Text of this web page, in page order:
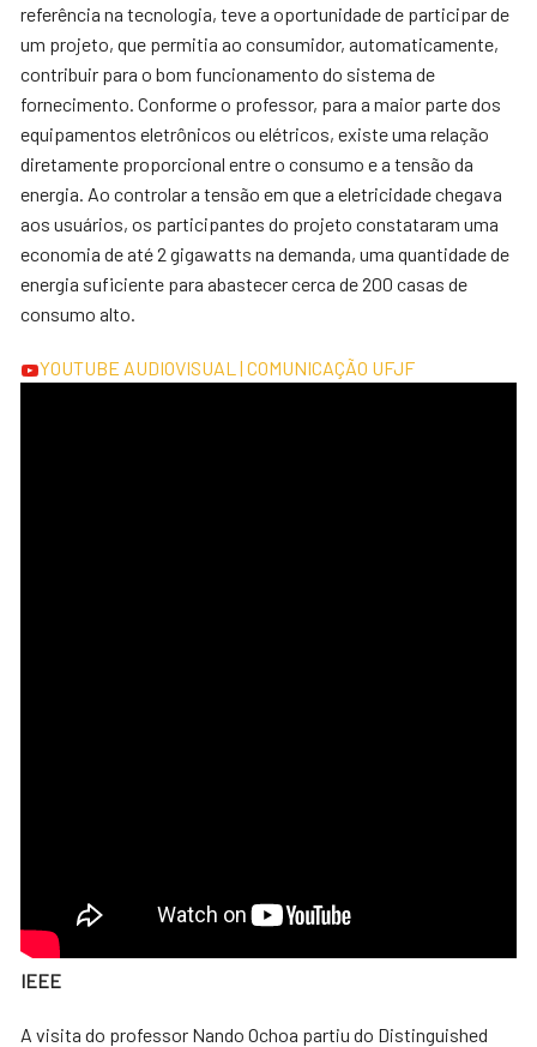
referência na tecnologia, teve a oportunidade de participar de
um projeto, que permitia ao consumidor, automaticamente,
contribuir para o bom funcionamento do sistema de
fornecimento. Conforme o professor, para a maior parte dos
equipamentos eletrônicos ou elétricos, existe uma relação
diretamente proporcional entre o consumo e a tensão da
energia. Ao controlar a tensão em que a eletricidade chegava
aos usuários, os participantes do projeto constataram uma
economia de até 2 gigawatts na demanda, uma quantidade de
energia suficiente para abastecer cerca de 200 casas de
consumo alto.
YOUTUBE AUDIOVISUAL | COMUNICAÇÃO UFJF
IEEE
A visita do professor Nando Ochoa partiu do Distinguished